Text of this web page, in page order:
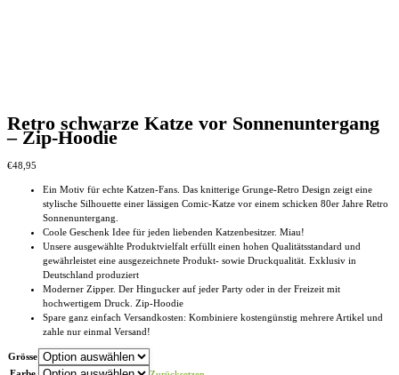
Retro schwarze Katze vor Sonnenuntergang
– Zip-Hoodie
€48,95
Ein Motiv für echte Katzen-Fans. Das knitterige Grunge-Retro Design zeigt eine
stylische Silhouette einer lässigen Comic-Katze vor einem schicken 80er Jahre Retro
Sonnenuntergang.
Coole Geschenk Idee für jeden liebenden Katzenbesitzer. Miau!
Unsere ausgewählte Produktvielfalt erfüllt einen hohen Qualitätsstandard und
gewährleistet eine ausgezeichnete Produkt- sowie Druckqualität. Exklusiv in
Deutschland produziert
Moderner Zipper. Der Hingucker auf jeder Party oder in der Freizeit mit
hochwertigem Druck. Zip-Hoodie
Spare ganz einfach Versandkosten: Kombiniere kostengünstig mehrere Artikel und
zahle nur einmal Versand!
Grösse